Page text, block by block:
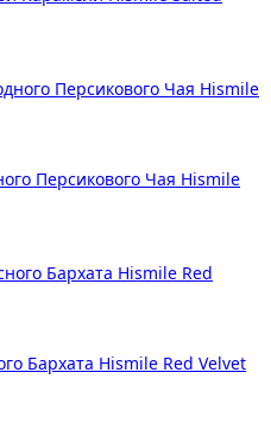
Персикового Чая Hismile
Бархата Hismile Red Velvet